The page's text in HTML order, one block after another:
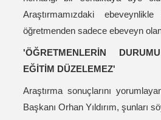
Araştırmamızdaki
öğretmenden sadece ebeveyn
'ÖĞRETMENLERİN
EĞİTİM DÜZELEMEZ'
Araştırma sonuçlarını
Başkanı Orhan Yıldırım, şunları